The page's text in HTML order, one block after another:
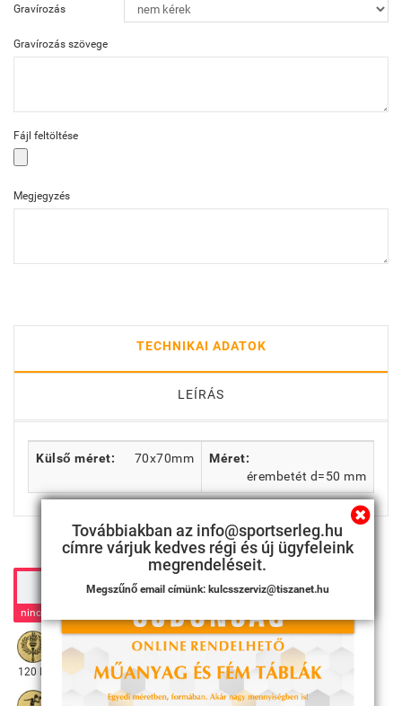
Gravírozás
Gravírozás szövege
Fájl feltöltése
Megjegyzés
TECHNIKAI ADATOK
LEÍRÁS
Külső méret: 70x70mm
Méret:
érembetét d=50 mm
Válasszon érembetétet.
nincs
120 Ft 120 Ft 120 Ft 120 Ft
Továbbiakban az info@sportserleg.hu
címre várjuk kedves régi és új ügyfeleink
megrendeléseit.
Megszűnő email címünk: kulcsszerviz@tiszanet.hu